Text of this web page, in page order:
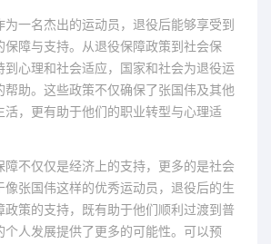
为一名杰出的运动员，退役后能够享受到
保障与支持。从退役保障政策到社会保
到心理和社会适应，国家和社会为退役运
帮助。这些政策不仅确保了张国伟及其他
活，更有助于他们的职业转型与心理适
障不仅仅是经济上的支持，更多的是社会
像张国伟这样的优秀运动员，退役后的生
政策的支持，既有助于他们顺利过渡到普
个人发展提供了更多的可能性。可以预